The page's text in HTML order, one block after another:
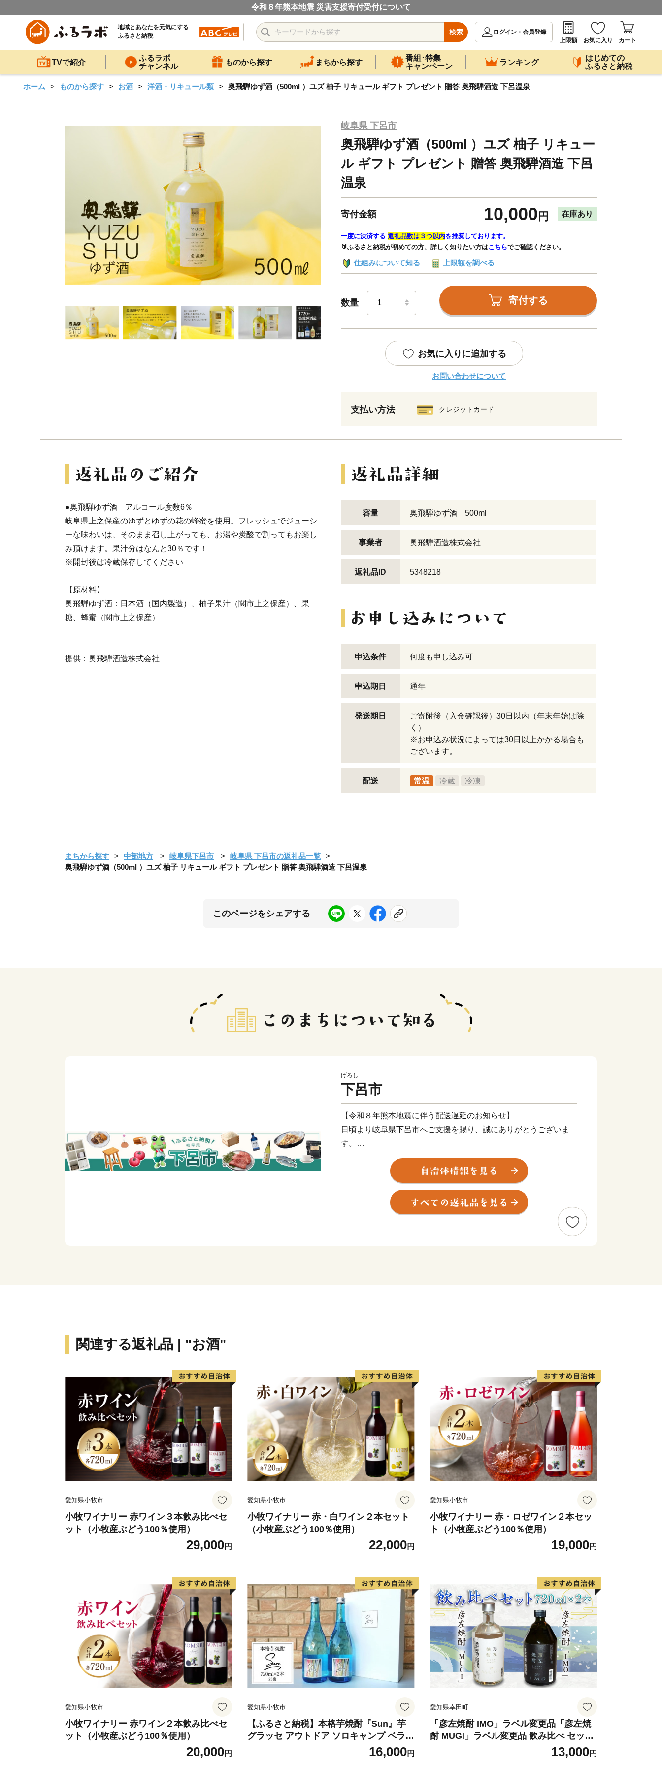
令和８年熊本地震 災害支援寄付受付について
地域とあなたを元気にする
ふるさと納税
検索
ログイン・会員登録
上限額
お気に入り カート
TVで紹介
ふるラボ
チャンネル
ものから探す まちから探す
番組･特集
キャンペーン
ランキング
はじめての
ふるさと納税
ホーム ものから探す お酒 洋酒・リキュール類 奥飛騨ゆず酒（500ml ）ユズ 柚子 リキュール ギフト プレゼント 贈答 奥飛騨酒造 下呂温泉
岐阜県 下呂市
奥飛騨ゆず酒（500ml ）ユズ 柚子 リキュー
ル ギフト プレゼント 贈答 奥飛騨酒造 下呂
温泉
寄付金額 10,000 円 在庫あり
一度に決済する 返礼品数は３つ以内を推奨しております。
🔰ふるさと納税が初めての方、詳しく知りたい方はこちらでご確認ください。
仕組みについて知る 上限額を調べる
数量 寄付する
お気に入りに追加する
お問い合わせについて
支払い方法 クレジットカード
●奥飛騨ゆず酒 アルコール度数6％
岐阜県上之保産のゆずとゆずの花の蜂蜜を使用。フレッシュでジューシ
ーな味わいは、そのまま召し上がっても、お湯や炭酸で割ってもお楽し
み頂けます。果汁分はなんと30％です！
※開封後は冷蔵保存してください
【原材料】
奥飛騨ゆず酒：日本酒（国内製造）、柚子果汁（関市上之保産）、果
糖、蜂蜜（関市上之保産）
提供：奥飛騨酒造株式会社
容量 奥飛騨ゆず酒 500ml
事業者 奥飛騨酒造株式会社
返礼品ID 5348218
申込条件 何度も申し込み可
申込期日 通年
発送期日
ご寄附後（入金確認後）30日以内（年末年始は除
く）
※お申込み状況によっては30日以上かかる場合も
ございます。
配送 常温 冷蔵 冷凍
まちから探す 中部地方 岐阜県下呂市
岐阜県 下呂市の返礼品一覧
奥飛騨ゆず酒（500ml ）ユズ 柚子 リキュール ギフト プレゼント 贈答 奥飛騨酒造 下呂温泉
このページをシェアする
げろし
下呂市
【令和８年熊本地震に伴う配送遅延のお知らせ】
日頃より岐阜県下呂市へご支援を賜り、誠にありがとうございま
す。
このたびの令和8年熊本地震により被災された皆様に、心よりお見
舞い申し上げます。被災地の一日も早い復旧と、皆様の安全・安心
な生活が戻りますことを心よりお祈り申し上げます。
現在、地震の影響により、一部地域において配送会社の営業停止や
下呂市は、岐阜県の中東部に位置し、北は高山市、南は加茂郡、西
は郡上市、関市、東は中津川市と長野県に接しています。
ほぼ中央を飛騨川が南へ流れ、西には馬瀬川があり、周囲には霊峰
御嶽山をはじめ一千メートルを越える急峻な山々がそびえ、飛騨木
曽川国定公園や県立自然公園なども位置する自然豊かな地域です。
また、飛騨川に沿って国道41号やJR高山本線が通り、横断する形
で国道256号、257号が通じています。
総面積851.21平方キロメートル
を利用して、農業地、商業地、住宅地などが混在しています。
地目別では森林（91.05%）、農用地（1..50%）、宅地
（0.90%）、道路他（6.55%）となっています。
標高 最高 3,052.6メートル 最低 220メートル
関連する返礼品 | "お酒"
愛知県小牧市
小牧ワイナリー 赤ワイン３本飲み比べセ
ット（小牧産ぶどう100％使用）
29,000円
愛知県小牧市
小牧ワイナリー 赤・白ワイン２本セット
（小牧産ぶどう100％使用）
22,000円
愛知県小牧市
小牧ワイナリー 赤・ロゼワイン２本セッ
ト（小牧産ぶどう100％使用）
19,000円
愛知県小牧市
小牧ワイナリー 赤ワイン２本飲み比べセ
ット（小牧産ぶどう100％使用）
20,000円
愛知県小牧市
【ふるさと納税】本格芋焼酎『Sun』芋
グラッセ アウトドア ソロキャンプ ベラン
16,000円
愛知県幸田町
「彦左焼酎 IMO」ラベル変更品「彦左焼
酎 MUGI」ラベル変更品 飲み比べ セット
合計2本 720ml×各1本 25度 焼酎 お酒 麦
13,000円